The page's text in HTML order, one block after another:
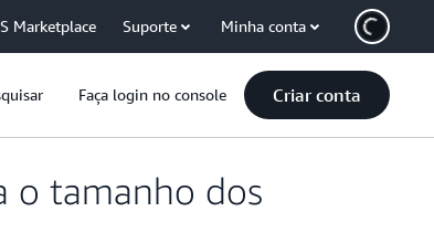
Marketplace Suporte Minha conta
Faça login no console Criar conta
o tamanho dos